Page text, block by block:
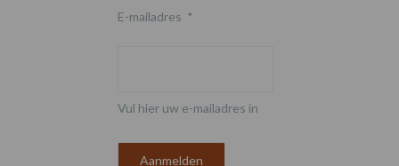
E-mailadres *
Vul hier uw e-mailadres in